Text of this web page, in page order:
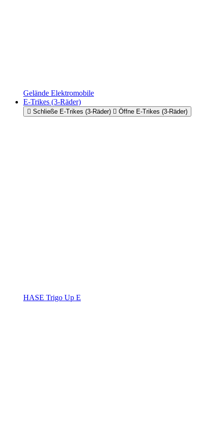
Gelände Elektromobile
E-Trikes (3-Räder)
Schließe E-Trikes (3-Räder) Öffne E-Trikes (3-Räder)
HASE Trigo Up E